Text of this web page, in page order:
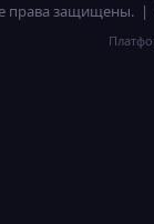
права защищены.